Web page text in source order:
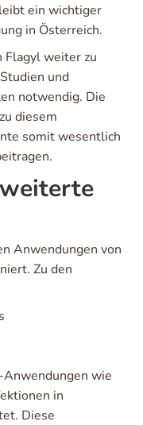
ein wichtiger
in Österreich.
Flagyl weiter zu
und
notwendig. Die
diesem
somit wesentlich
Anwendungen von
Zu den
wie
in
Diese